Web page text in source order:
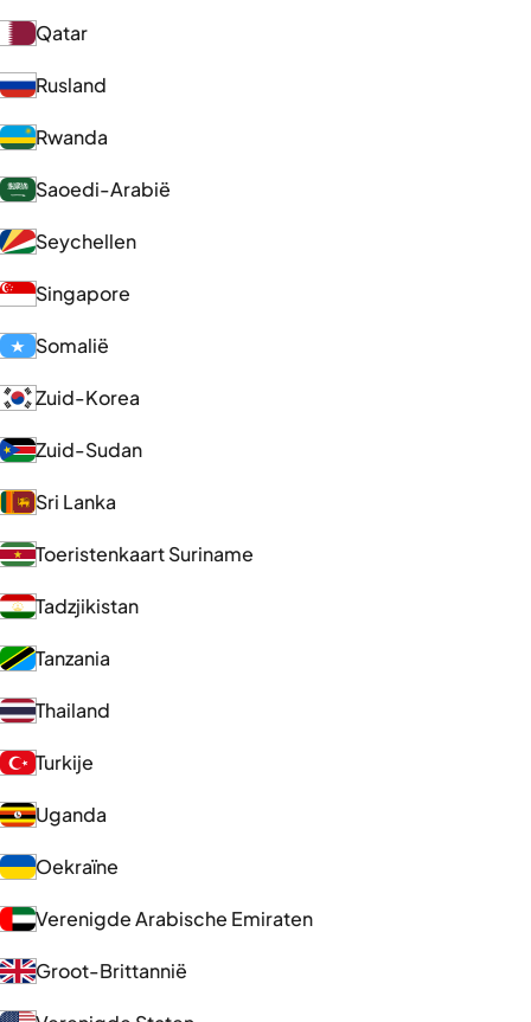
Qatar
Rusland
Rwanda
Saoedi-Arabië
Seychellen
Singapore
Somalië
Zuid-Korea
Zuid-Sudan
Sri Lanka
Toeristenkaart Suriname
Tadzjikistan
Tanzania
Thailand
Turkije
Uganda
Oekraïne
Verenigde Arabische Emiraten
Groot-Brittannië